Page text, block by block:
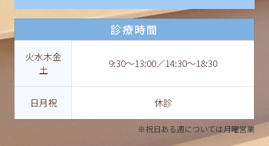
診療時間
火水木金
土
9:30〜13:00／14:30〜18:30
日月祝 休診
※祝日ある週については月曜営業